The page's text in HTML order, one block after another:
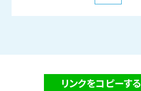
リンクをコピーする